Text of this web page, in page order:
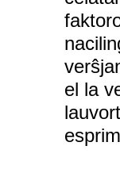
el la